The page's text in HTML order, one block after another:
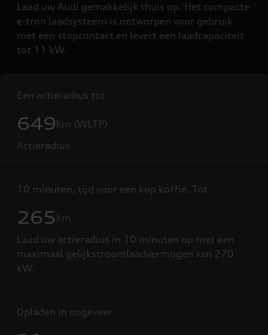
Laad uw Audi gemakkelijk thuis op. Het compacte
e-tron laadsysteem is ontworpen voor gebruik
met een stopcontact en levert een laadcapaciteit
tot 11 kW.
Een actieradius tot
649 km (WLTP)
Actieradius
10 minuten, tijd voor een kop koffie. Tot
265 km
Laad uw actieradius in 10 minuten op met een
maximaal gelijkstroomlaadvermogen van 270
kW.
Opladen in ongeveer